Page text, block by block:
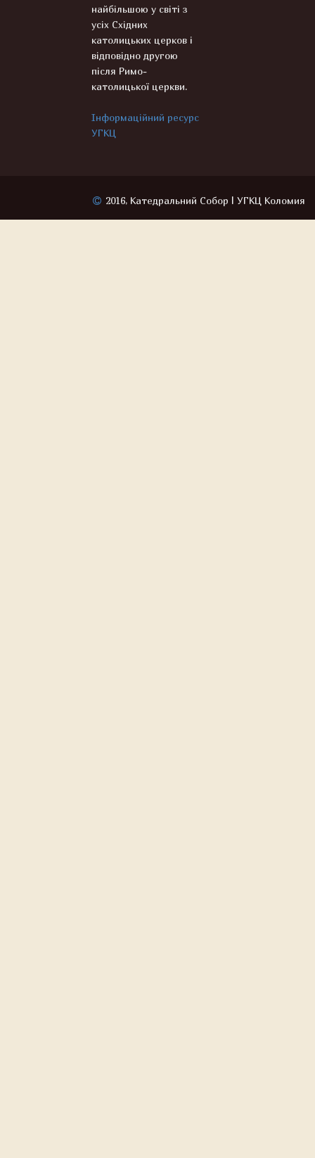
найбільшою у світі з
усіх Східних
католицьких церков і
відповідно другою
після Римо-
католицької церкви.
Інформаційний ресурс
УГКЦ
2016, Катедральний Собор | УГКЦ Коломия